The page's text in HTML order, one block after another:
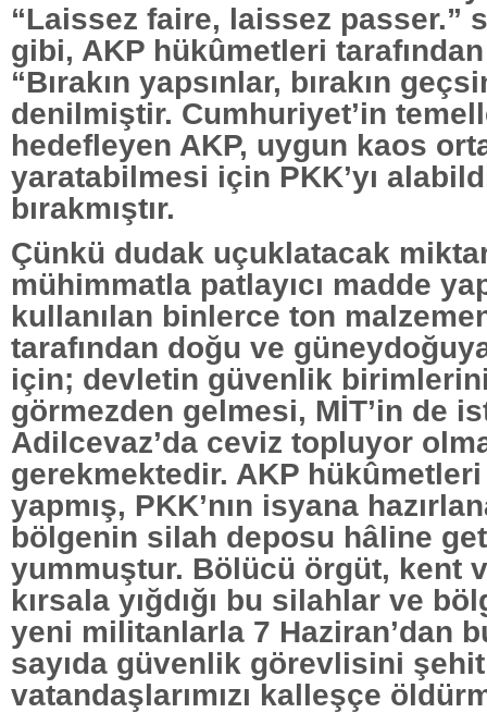
“Laissez faire, laissez passer.”
gibi, AKP hükûmetleri tarafından
“Bırakın yapsınlar, bırakın
denilmiştir. Cumhuriyet’in
hedefleyen AKP, uygun kaos
yaratabilmesi için PKK’yı
bırakmıştır.
Çünkü dudak uçuklatacak
mühimmatla patlayıcı madde
kullanılan binlerce ton
tarafından doğu ve
için; devletin güvenlik
görmezden gelmesi, MİT’in de
Adilcevaz’da ceviz topluyor
gerekmektedir. AKP
yapmış, PKK’nın isyana
bölgenin silah deposu hâline
yummuştur. Bölücü örgüt, kent
kırsala yığdığı bu silahlar ve
yeni militanlarla 7 Haziran’dan
sayıda güvenlik görevlisini
vatandaşlarımızı kalleşçe